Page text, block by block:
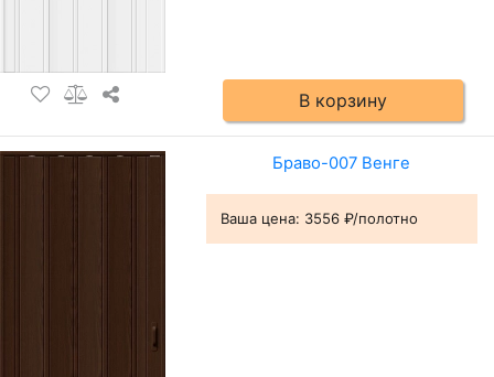
В корзину
Браво-007 Венге
Ваша цена: 3556 ₽/полотно